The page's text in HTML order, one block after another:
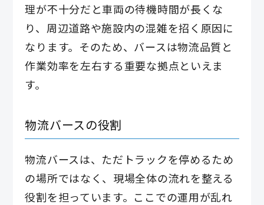
理が不十分だと車両の待機時間が長くな
り、周辺道路や施設内の混雑を招く原因に
なります。そのため、バースは物流品質と
作業効率を左右する重要な拠点といえま
す。
物流バースの役割
物流バースは、ただトラックを停めるため
の場所ではなく、現場全体の流れを整える
役割を担っています。ここでの運用が乱れ